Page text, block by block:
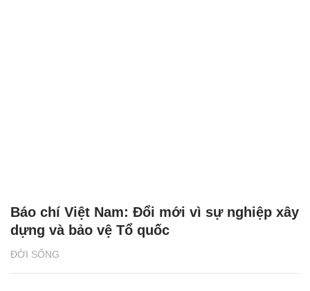
ĐỜI SỐNG
Báo chí Việt Nam: Đổi mới vì sự nghiệp xây
dựng và bảo vệ Tổ quốc